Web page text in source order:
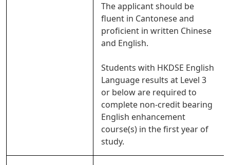
The applicant should be
fluent in Cantonese and
proficient in written Chinese
and English.
Students with HKDSE English
Language results at Level 3
or below are required to
complete non-credit bearing
English enhancement
course(s) in the first year of
study.